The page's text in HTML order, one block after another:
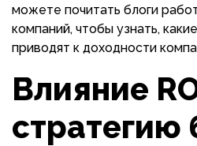
можете почитать блоги
компаний, чтобы узнать,
приводят к доходности
Влияние
стратегию